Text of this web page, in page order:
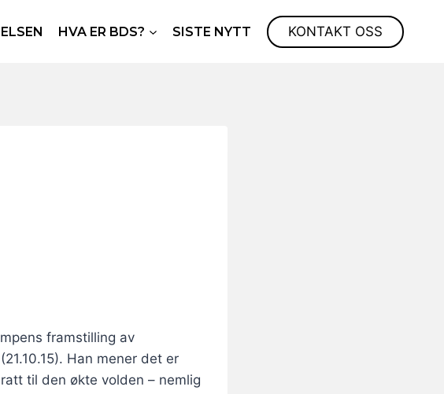
HVA ER BDS? SISTE NYTT KONTAKT OSS
framstilling av
Han mener det er
til den økte volden – nemlig